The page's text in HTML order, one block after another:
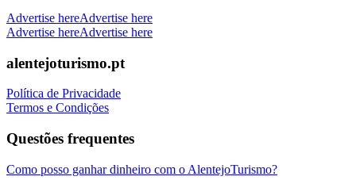
Advertise hereAdvertise here
Advertise hereAdvertise here
alentejoturismo.pt
Política de Privacidade
Termos e Condições
Questões frequentes
Como posso ganhar dinheiro com o AlentejoTurismo?